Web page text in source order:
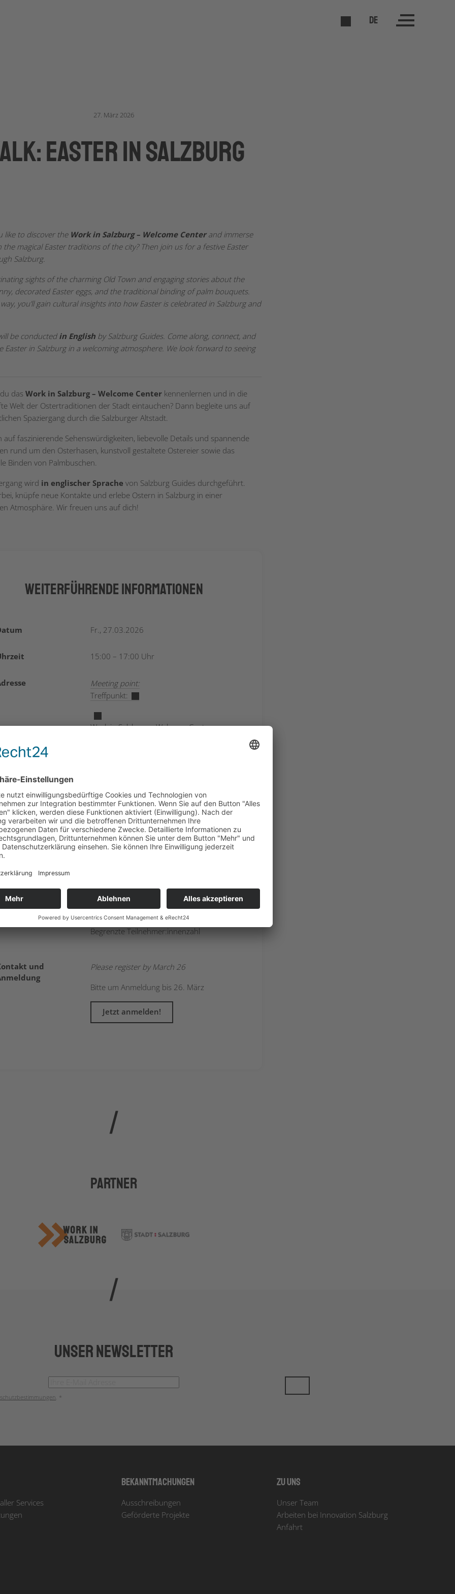
DE
27. März 2026
Easter in Salzburg
like to discover the Work in Salzburg – Welcome Centerand immerse
the magical Easter traditions of the city? Then join us for a festive Easter
Salzburg.
sights of the charming Old Town and engaging stories about the
decorated Easter eggs, and the traditional binding of palm bouquets.
you’ll gain cultural insights into how Easter is celebrated in Salzburg and
be conducted in English by Salzburg Guides. Come along, connect, and
Easter in Salzburg in a welcoming atmosphere. We look forward to seeing
das Work in Salzburg – Welcome Center kennenlernen und in die
Welt der Ostertraditionen der Stadt eintauchen? Dann begleite uns auf
Spaziergang durch die Salzburger Altstadt.
auf faszinierende Sehenswürdigkeiten, liebevolle Details und spannende
rund um den Osterhasen, kunstvoll gestaltete Ostereier sowie das
Binden von Palmbuschen.
wird in englischer Sprache von Salzburg Guides durchgeführt.
knüpfe neue Kontakte und erlebe Ostern in Salzburg in einer
Atmosphäre. Wir freuen uns auf dich!
Weiterführende Informationen
Fr., 27.03.2026
15:00 – 17:00 Uhr
Meeting point:
Treffpunkt:
Work in Salzburg – Welcome Center
Internationals
Internationale Fachkräfte
Infos
Limited participants
Begrenzte Teilnehmer:innenzahl
und
Please register by March 26
Bitte um Anmeldung bis 26. März
Jetzt anmelden!
Partner
Unser Newsletter
. *
Services
Bekanntmachungen
Ausschreibungen
Geförderte Projekte
Zu uns
Unser Team
Arbeiten bei Innovation Salzburg
Anfahrt